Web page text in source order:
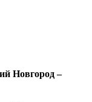
Новгород –